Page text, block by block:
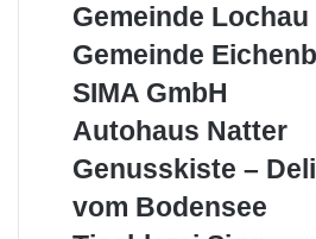
G
m
e
n
d
L
o
Gemeinde Lochau
G
m
e
n
d
Gemeinde
S
M
A
m
SIMA GmbH
A
t
o
Autohaus Natter
G
n
Genusskiste –
vom Bodensee